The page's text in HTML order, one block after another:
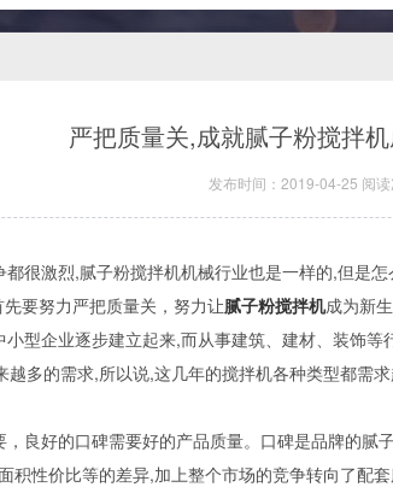
严把质量关,成就腻子粉搅拌
发布时间：2019-04-25 阅
很激烈,腻子粉搅拌机机械行业也是一样的,但是
要努力严把质量关，努力让腻子粉搅拌机成为新
型企业逐步建立起来,而从事建筑、建材、装饰
越多的需求,所以说,这几年的搅拌机各种类型都需
良好的口碑需要好的产品质量。口碑是品牌的腻
积性价比等的差异,加上整个市场的竞争转向了配